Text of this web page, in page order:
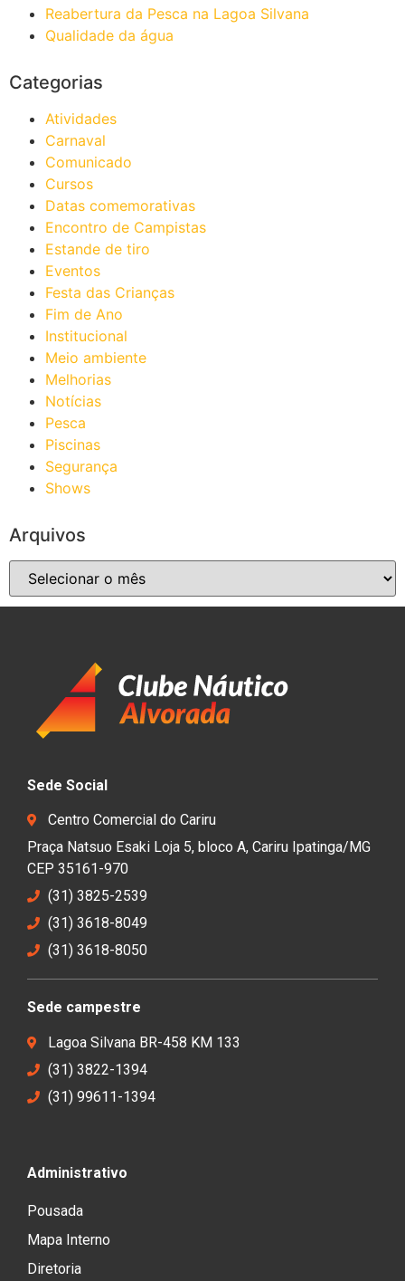
Reabertura da Pesca na Lagoa Silvana
Qualidade da água
Categorias
Atividades
Carnaval
Comunicado
Cursos
Datas comemorativas
Encontro de Campistas
Estande de tiro
Eventos
Festa das Crianças
Fim de Ano
Institucional
Meio ambiente
Melhorias
Notícias
Pesca
Piscinas
Segurança
Shows
Arquivos
Sede Social
Centro Comercial do Cariru
Praça Natsuo Esaki Loja 5, bloco A, Cariru Ipatinga/MG
CEP 35161-970
(31) 3825-2539
(31) 3618-8049
(31) 3618-8050
Sede campestre
Lagoa Silvana BR-458 KM 133
(31) 3822-1394
(31) 99611-1394
Administrativo
Pousada
Mapa Interno
Diretoria